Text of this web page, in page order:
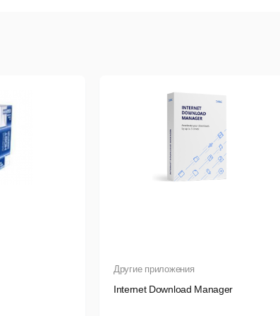
Другие приложения
Internet Download Manager